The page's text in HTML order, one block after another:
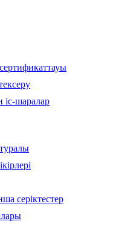
іс-шаралар
серіктестер